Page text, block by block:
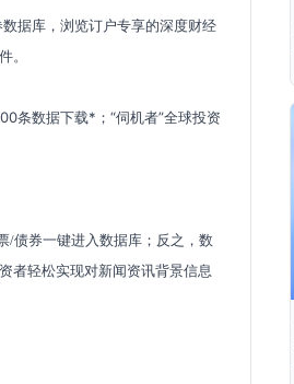
据库，浏览订户专享的深度财经
。
条数据下载*；“伺机者”全球投资
/债券一键进入数据库；反之，数
者轻松实现对新闻资讯背景信息